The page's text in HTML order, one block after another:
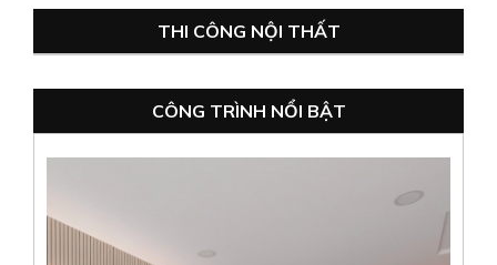
THI CÔNG NỘI THẤT
CÔNG TRÌNH NỔI BẬT
SANG TRỌNG TIỆN NGHI